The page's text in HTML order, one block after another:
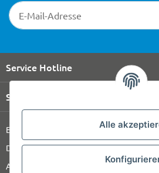
Alle
Newsletter-Registrierung
Service Hotline
Shop Service
Barrierefreiheitserklärung
Datenschutz
AGB